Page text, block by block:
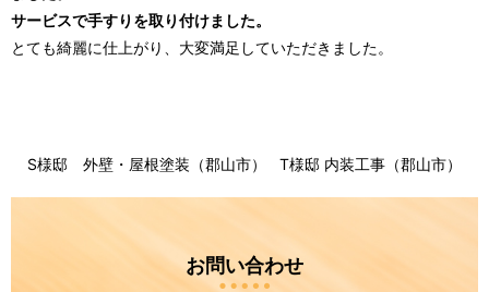
サービスで手すりを取り付けました。
とても綺麗に仕上がり、大変満足していただきました。
S様邸 外壁・屋根塗装（郡山市） T様邸 内装工事（郡山市）
お問い合わせ